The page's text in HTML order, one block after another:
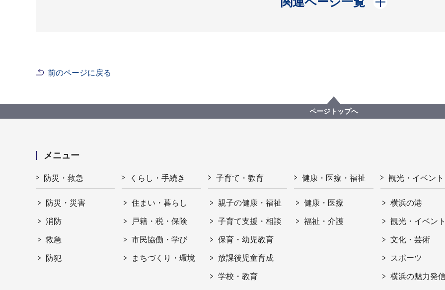
前のページに戻る
ページトップへ
メニュー
防災・救急
防災・災害
消防
救急
防犯
くらし・手続き
住まい・暮らし
戸籍・税・保険
市民協働・学び
まちづくり・環境
子育て・教育
親子の健康・福祉
子育て支援・相談
保育・幼児教育
放課後児童育成
学校・教育
健康・医療・福祉
健康・医療
福祉・介護
観光・イベント
横浜の港
観光・イベン
文化・芸術
スポーツ
横浜の魅力発